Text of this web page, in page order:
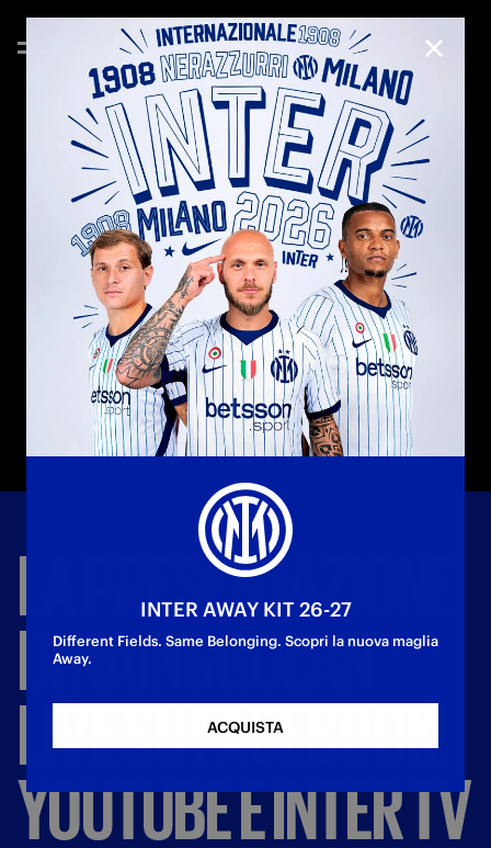
LA
PRESENTAZIONE
DINAINGGOLAN
LIVESUFACEBOOK,
YOUTUBEEINTERTV
INTER AWAY KIT 26-27
Different Fields. Same Belonging. Scopri la nuova maglia
Away.
ACQUISTA